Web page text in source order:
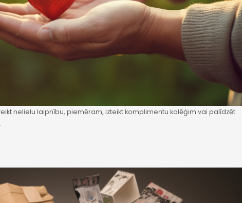
nelielu laipnību, piemēram, izteikt komplimentu kolēģim vai palīdzēt